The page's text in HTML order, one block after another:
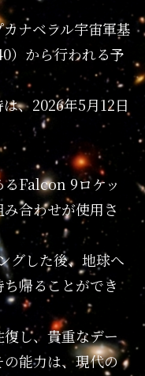
ナベラル宇宙軍基
）から行われる予
、2026年5月12日
Falcon 9ロケッ
合わせが使用さ
グした後、地球へ
帰ることができ
し、貴重なデー
能力は、現代の